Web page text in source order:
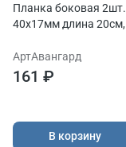
Планка боковая 2шт.
40х17мм длина 20см,
АртАвангард
161 ₽
В корзину